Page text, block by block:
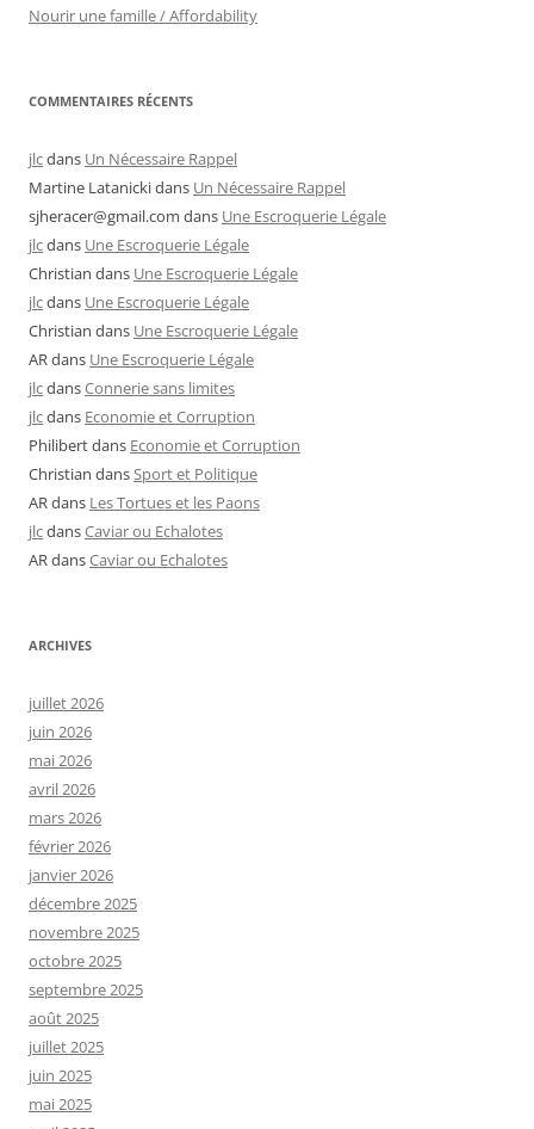
Nourir une famille / Affordability
COMMENTAIRES RÉCENTS
jlcdans Un Nécessaire Rappel
Martine Latanickidans Un Nécessaire Rappel
sjheracer@gmail.com dans Une Escroquerie Légale
jlcdans Une Escroquerie Légale
Christian dans Une Escroquerie Légale
jlcdans Une Escroquerie Légale
Christian dans Une Escroquerie Légale
ARdans Une Escroquerie Légale
jlcdansConnerie sans limites
jlcdans Economie et Corruption
Philibertdans Economie et Corruption
Christian dansSport et Politique
ARdans Les Tortues et les Paons
jlcdansCaviar ou Echalotes
ARdansCaviar ou Echalotes
ARCHIVES
juillet 2026
juin 2026
mai 2026
avril 2026
mars 2026
février 2026
janvier 2026
décembre 2025
novembre 2025
octobre 2025
septembre 2025
août 2025
juillet 2025
juin 2025
mai 2025